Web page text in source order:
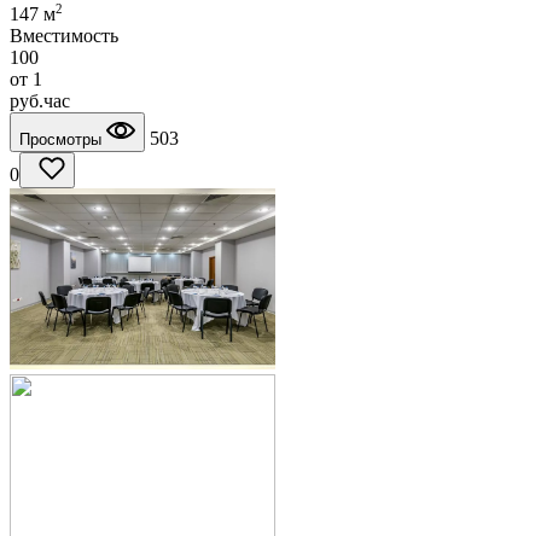
147 м2
Вместимость
100
от 1
руб.час
Просмотры
503
0